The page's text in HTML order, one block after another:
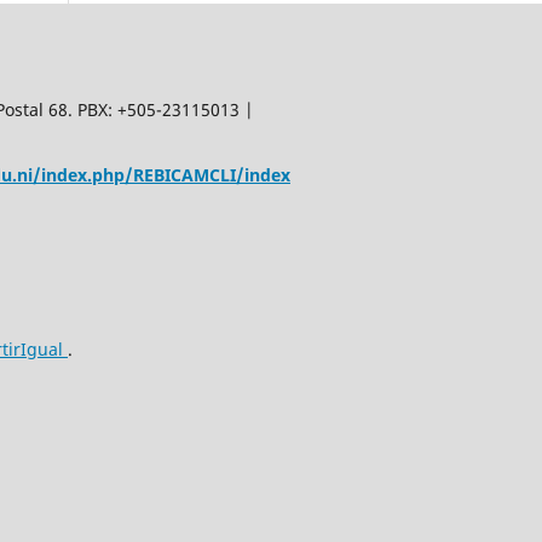
68. PBX: +505-23115013 |
index.php/REBICAMCLI/index
.